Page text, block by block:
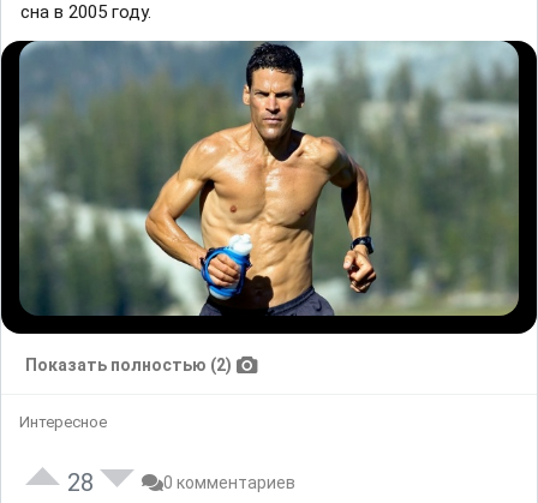
сна в 2005 году.
Показать полностью (2)
Интересное
28 0 комментариев